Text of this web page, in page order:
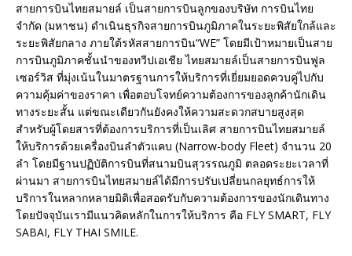
สายการบินไทยสมายล์ เป็นสายการบินลูกของบริษัท การบินไทย
จำกัด (มหาชน) ดำเนินธุรกิจสายการบินภูมิภาคในระยะพิสัยใกล้และ
ระยะพิสัยกลาง ภายใต้รหัสสายการบิน“WE” โดยมีเป้าหมายเป็นสาย
การบินภูมิภาคชั้นนำของทวีปเอเชีย ไทยสมายล์เป็นสายการบินฟูล
เซอร์วิส ที่มุ่งเน้นในมาตรฐานการให้บริการที่เยี่ยมยอดควบคู่ไปกับ
ความคุ้มค่าของราคา เพื่อตอบโจทย์ความต้องการของลูกค้านักเดิน
ทางระยะสั้น แต่ขณะเดียวกันยังคงให้ความสะดวกสบายสูงสุด
สำหรับผู้โดยสารที่ต้องการบริการที่เป็นเลิศ สายการบินไทยสมายล์
ให้บริการด้วยเครื่องบินลำตัวแคบ (Narrow-body Fleet) จำนวน 20
ลำ โดยมีฐานปฏิบัติการบินที่สนามบินสุวรรณภูมิ ตลอดระยะเวลาที่
ผ่านมา สายการบินไทยสมายล์ได้มีการปรับเปลี่ยนกลยุทธ์การให้
บริการในหลากหลายมิติเพื่อสอดรับกับความต้องการของนักเดินทาง
โดยปัจจุบันเรามีแนวคิดหลักในการให้บริการ คือ FLY SMART, FLY
SABAI, FLY THAI SMILE.